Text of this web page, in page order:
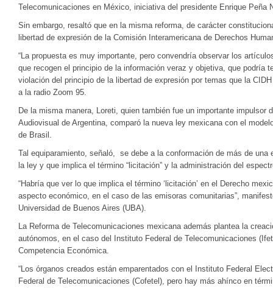
Telecomunicaciones en México, iniciativa del presidente Enrique Peña
Sin embargo, resaltó que en la misma reforma, de carácter
libertad de expresión de la Comisión Interamericana de Derechos
“La propuesta es muy importante, pero convendría observar los
que recogen el principio de la información veraz y objetiva, que podría
violación del principio de la libertad de expresión por temas que la CIDH
a la radio Zoom 95.
De la misma manera, Loreti, quien también fue un importante impulsor
Audiovisual de Argentina, comparó la nueva ley mexicana con el
de Brasil.
Tal equiparamiento, señaló, se debe a la conformación de más de una
la ley y que implica el término “licitación” y la administración del
“Habría que ver lo que implica el término ‘licitación’ en el Derecho
aspecto económico, en el caso de las emisoras comunitarias”,
Universidad de Buenos Aires (UBA).
La Reforma de Telecomunicaciones mexicana además plantea la
autónomos, en el caso del Instituto Federal de Telecomunicaciones
Competencia Económica.
“Los órganos creados están emparentados con el Instituto Federal
Federal de Telecomunicaciones (Cofetel), pero hay más ahínco en